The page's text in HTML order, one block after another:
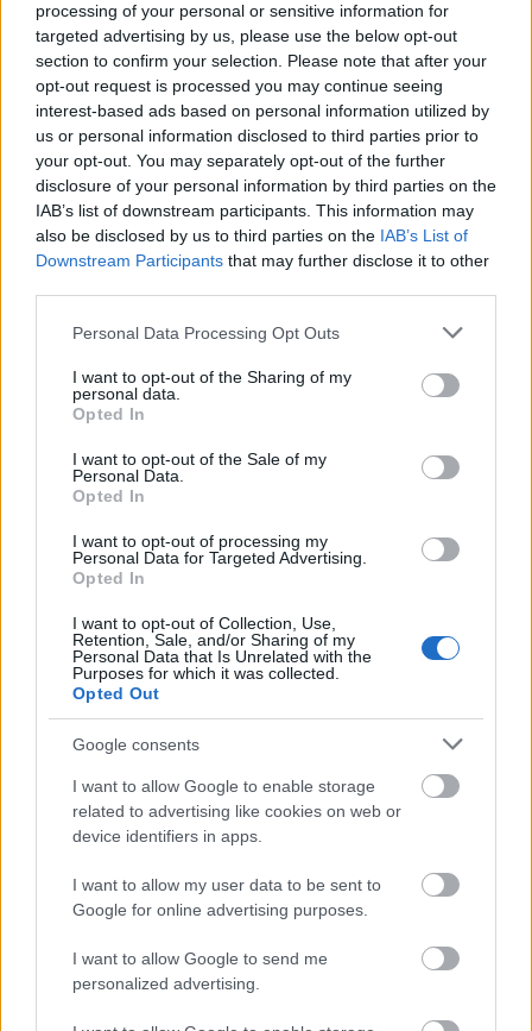
processing of your personal or sensitive information for
targeted advertising by us, please use the below opt-out
section to confirm your selection. Please note that after your
opt-out request is processed you may continue seeing
interest-based ads based on personal information utilized by
us or personal information disclosed to third parties prior to
your opt-out. You may separately opt-out of the further
disclosure of your personal information by third parties on the
IAB’s list of downstream participants. This information may
also be disclosed by us to third parties on the IAB’s List of
Downstream Participants that may further disclose it to other
Please note that this website/app uses one or more Google
not limited to your visit or usage behaviour. You may click to
grant or deny consent to Google and its third-party tags to
use your data for below specified purposes in below Google
consent section.
Personal Data Processing Opt Outs
I want to opt-out of the Sharing of my
personal data.
Opted In
I want to opt-out of the Sale of my
Personal Data.
Opted In
I want to opt-out of processing my
Personal Data for Targeted Advertising.
Opted In
I want to opt-out of Collection, Use,
Retention, Sale, and/or Sharing of my
Personal Data that Is Unrelated with the
Purposes for which it was collected.
Opted Out
Google consents
I want to allow Google to enable storage
related to advertising like cookies on web or
device identifiers in apps.
I want to allow my user data to be sent to
Google for online advertising purposes.
I want to allow Google to send me
personalized advertising.
arra az önzetlen segítségnyújtásra. Köszönetet mondott
az önkénteseknek, akik kapcsolatban állnak az
emberekkel és segítik őket a bajban.
Hozzátette: amikor a vöröskereszt kampányt indított
önkéntesek toborzására, HR-szolgáltató cégként
örömmel ajánlották fel toborzási csatornáikat és teszik
ezt a jövőben is, ha szükség lesz rá. December 5-e az
önkéntesek világnapja, amelynek megtartását az ENSZ
közgyűlése 1985. december 17-én foglalta határozatba.
Országos hírek elismerés Magyar Vöröskereszt
járvány
Országos hírek
Megérkezett az eső a Duna vízgyűjtőjére
Országos hírek